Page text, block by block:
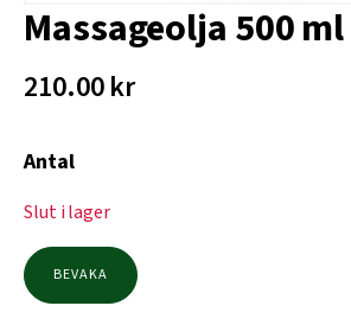
Massageolja 500 ml
210.00kr
Antal
Slut i lager
BEVAKA